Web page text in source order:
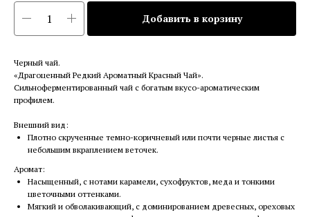
Добавить в корзину
Черный чай.
«Драгоценный Редкий Ароматный Красный Чай».
Сильноферментированный чай с богатым вкусо-ароматическим
профилем.
Внешний вид:
Плотно скрученные темно-коричневый или почти черные листья с
небольшим вкраплением веточек.
Аромат:
Насыщенный, с нотами карамели, сухофруктов, меда и тонкими
цветочными оттенками.
Мягкий и обволакивающий, с доминированием древесных, ореховых